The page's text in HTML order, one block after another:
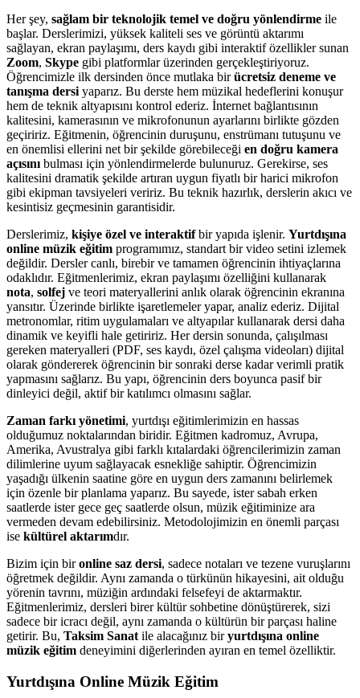
Her şey, sağlam bir teknolojik temel ve doğru yönlendirme ile
başlar. Derslerimizi, yüksek kaliteli ses ve görüntü aktarımı
sağlayan, ekran paylaşımı, ders kaydı gibi interaktif özellikler sunan
Zoom, Skype gibi platformlar üzerinden gerçekleştiriyoruz.
Öğrencimizle ilk dersinden önce mutlaka birücretsiz deneme ve
tanışma dersi yaparız. Bu derste hem müzikal hedeflerini konuşur
hem de teknik altyapısını kontrol ederiz. İnternet bağlantısının
kalitesini, kamerasının ve mikrofonunun ayarlarını birlikte gözden
geçiririz. Eğitmenin, öğrencinin duruşunu, enstrümanı tutuşunu ve
en önemlisi ellerini net bir şekilde görebileceği en doğru kamera
açısını bulması için yönlendirmelerde bulunuruz. Gerekirse, ses
kalitesini dramatik şekilde artıran uygun fiyatlı bir harici mikrofon
gibi ekipman tavsiyeleri veririz. Bu teknik hazırlık, derslerin akıcı ve
kesintisiz geçmesinin garantisidir.
Derslerimiz, kişiye özel ve interaktifbir yapıda işlenir. Yurtdışına
online müzik eğitim programımız, standart bir video setini izlemek
değildir. Dersler canlı, birebir ve tamamen öğrencinin ihtiyaçlarına
odaklıdır. Eğitmenlerimiz, ekran paylaşımı özelliğini kullanarak
nota, solfej ve teori materyallerini anlık olarak öğrencinin ekranına
yansıtır. Üzerinde birlikte işaretlemeler yapar, analiz ederiz. Dijital
metronomlar, ritim uygulamaları ve altyapılar kullanarak dersi daha
dinamik ve keyifli hale getiririz. Her dersin sonunda, çalışılması
gereken materyalleri (PDF, ses kaydı, özel çalışma videoları) dijital
olarak göndererek öğrencinin bir sonraki derse kadar verimli pratik
yapmasını sağlarız. Bu yapı, öğrencinin ders boyunca pasif bir
dinleyici değil, aktif bir katılımcı olmasını sağlar.
Zaman farkı yönetimi, yurtdışı eğitimlerimizin en hassas
olduğumuz noktalarından biridir. Eğitmen kadromuz, Avrupa,
Amerika, Avustralya gibi farklı kıtalardaki öğrencilerimizin zaman
dilimlerine uyum sağlayacak esnekliğe sahiptir. Öğrencimizin
yaşadığı ülkenin saatine göre en uygun ders zamanını belirlemek
için özenle bir planlama yaparız. Bu sayede, ister sabah erken
saatlerde ister gece geç saatlerde olsun, müzik eğitiminize ara
vermeden devam edebilirsiniz. Metodolojimizin en önemli parçası
ise kültürel aktarımdır.
Bizim için bironline saz dersi, sadece notaları ve tezene vuruşlarını
öğretmek değildir. Aynı zamanda o türkünün hikayesini, ait olduğu
yörenin tavrını, müziğin ardındaki felsefeyi de aktarmaktır.
Eğitmenlerimiz, dersleri birer kültür sohbetine dönüştürerek, sizi
sadece bir icracı değil, aynı zamanda o kültürün bir parçası haline
getirir. Bu, Taksim Sanat ile alacağınız biryurtdışına online
müzik eğitim deneyimini diğerlerinden ayıran en temel özelliktir.
Yurtdışına Online Müzik Eğitim